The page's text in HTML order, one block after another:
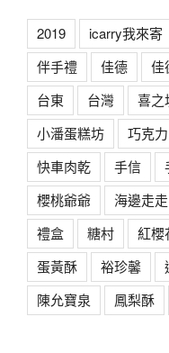
2019 icarry我來寄
伴手禮
佳德 佳
台東
台灣 喜之
小潘蛋糕坊
巧克力
快車肉乾
手信
櫻桃爺爺
海邊走走
禮盒
糖村 紅櫻
蛋黃酥
裕珍馨
陳允寶泉
鳳梨酥